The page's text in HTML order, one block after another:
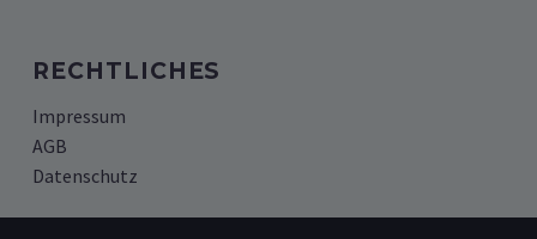
RECHTLICHES
Impressum
AGB
Datenschutz